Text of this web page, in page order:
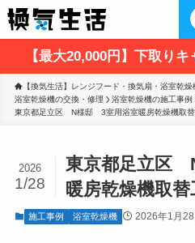
【最大20,000円】下取り
【換気生活】レンジフード・換気扇・浴室乾燥
浴室乾燥機の交換・修理
浴室乾燥機の施工事例
東京都足立区　N様邸　3室用浴室暖房乾燥機取
東京都足立区
暖房乾燥機取替
2026
1/28
施工事例 浴室乾燥機 2026年1月28